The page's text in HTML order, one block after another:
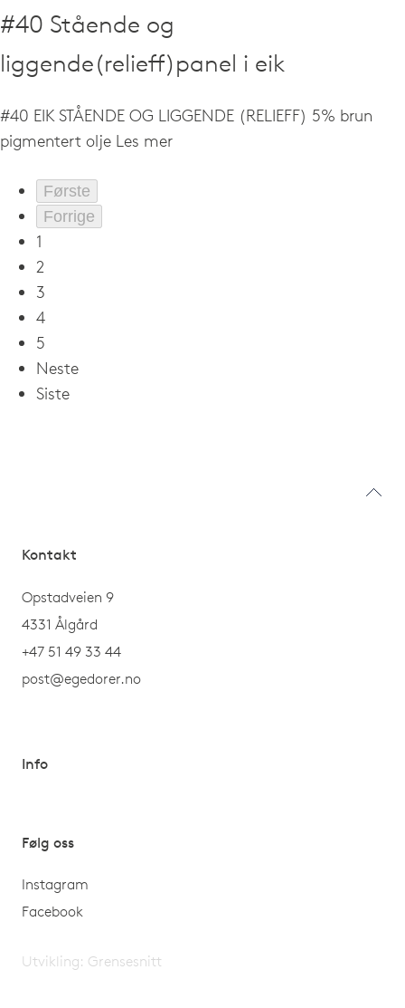
#40 Stående og
liggende(relieff)panel i eik
#40 EIK STÅENDE OG LIGGENDE (RELIEFF) 5% brun
pigmentert olje Les mer
Første
Forrige
1
2
3
4
5
Neste
Siste
Kontakt
Opstadveien 9
4331 Ålgård
+47 51 49 33 44
post@egedorer.no
Info
Følg oss
Instagram
Facebook
Utvikling: Grensesnitt